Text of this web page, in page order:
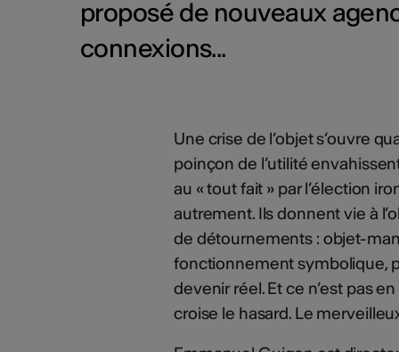
proposé de nouveaux
connexions...
Une crise de l’objet s’ouvre
poinçon de l’utilité
au « tout fait » par l’élection
autrement. Ils donnent vie à
de détournements : objet-
fonctionnement symbolique,
devenir réel. Et ce n’est pas
croise le hasard. Le